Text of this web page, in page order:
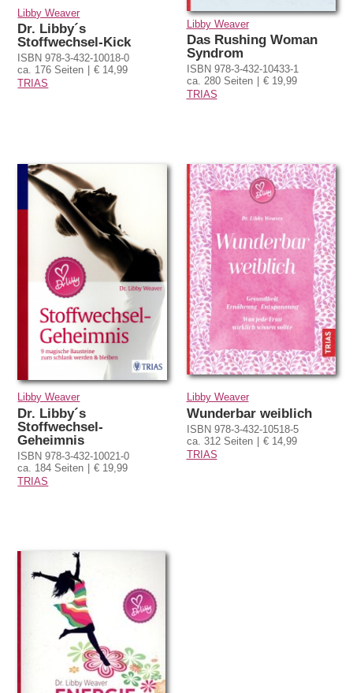
Libby Weaver
Dr. Libby´s
Stoffwechsel-Kick
ISBN 978-3-432-10018-0
ca. 176 Seiten
€ 14,99
TRIAS
Libby Weaver
Das Rushing Woman
Syndrom
ISBN 978-3-432-10433-1
ca. 280 Seiten
€ 19,99
TRIAS
Libby Weaver
Dr. Libby´s
Stoffwechsel-
Geheimnis
ISBN 978-3-432-10021-0
ca. 184 Seiten
€ 19,99
TRIAS
Libby Weaver
Wunderbar weiblich
ISBN 978-3-432-10518-5
ca. 312 Seiten
€ 14,99
TRIAS